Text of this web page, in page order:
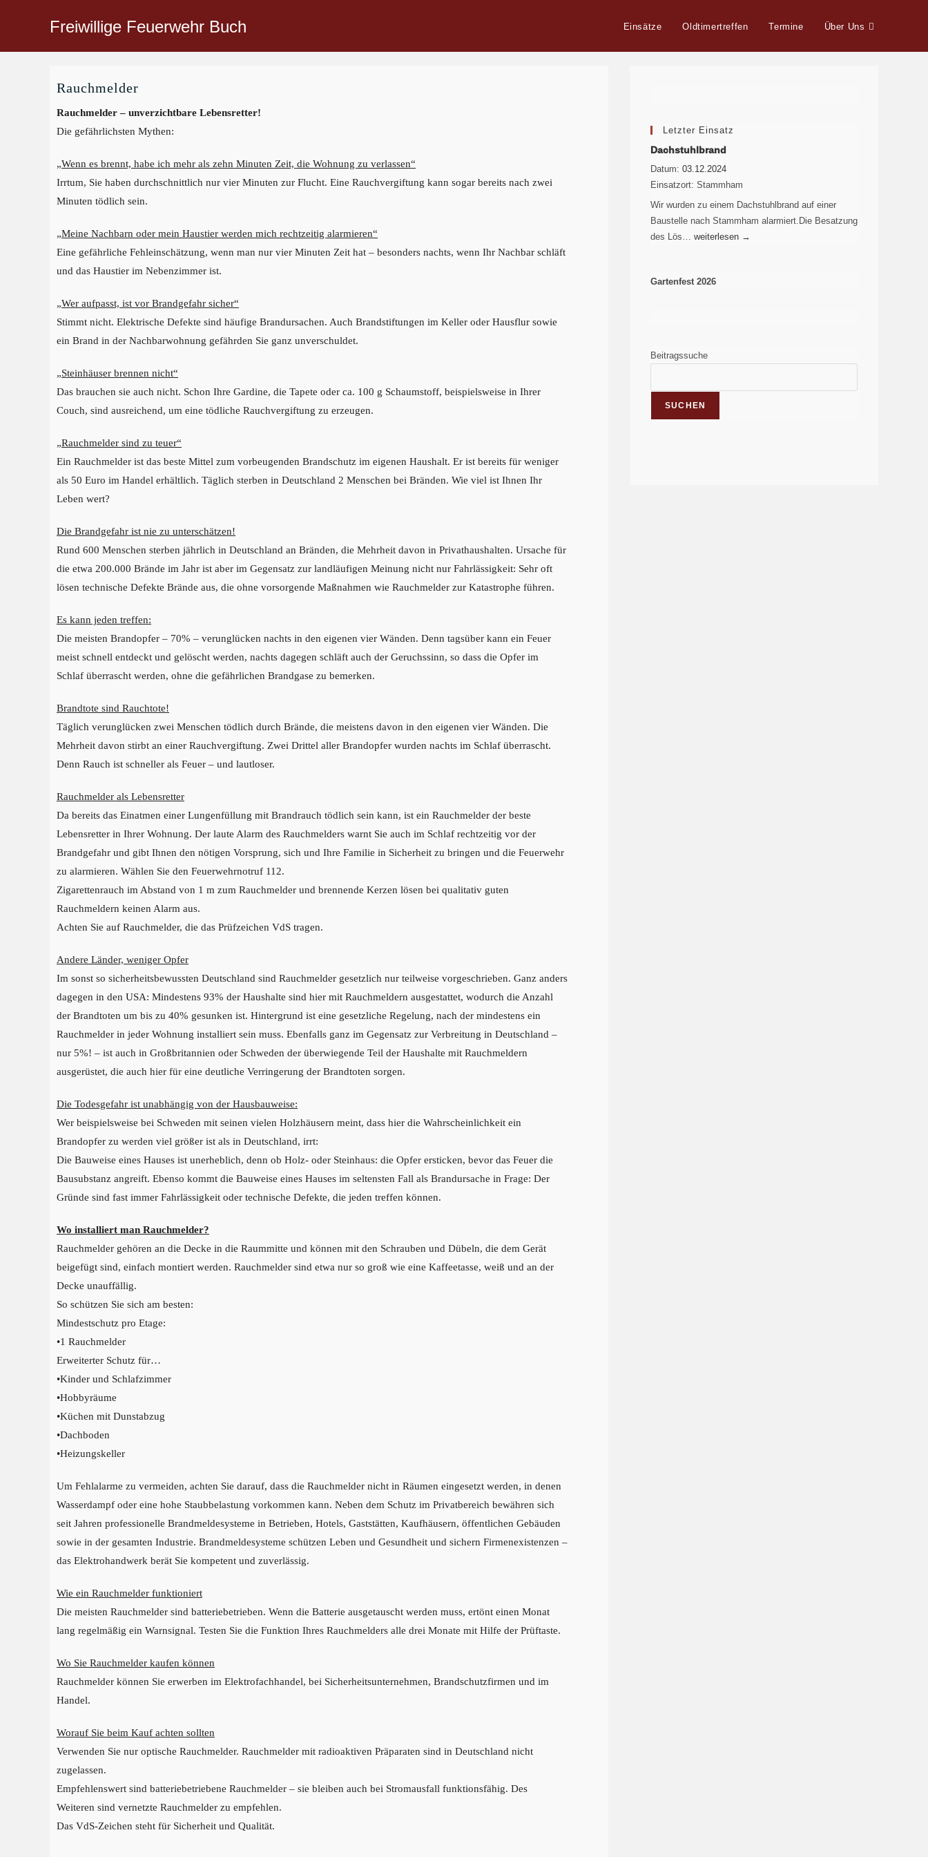
Freiwillige Feuerwehr Buch Einsätze Oldtimertreffen Termine Über Uns
Rauchmelder
Rauchmelder – unverzichtbare Lebensretter!
Die gefährlichsten Mythen:
„Wenn es brennt, habe ich mehr als zehn Minuten Zeit, die Wohnung zu verlassen“
Irrtum, Sie haben durchschnittlich nur vier Minuten zur Flucht. Eine Rauchvergiftung kann sogar bereits nach zwei
Minuten tödlich sein.
„Meine Nachbarn oder mein Haustier werden mich rechtzeitig alarmieren“
Eine gefährliche Fehleinschätzung, wenn man nur vier Minuten Zeit hat – besonders nachts, wenn Ihr Nachbar schläft
und das Haustier im Nebenzimmer ist.
„Wer aufpasst, ist vor Brandgefahr sicher“
Stimmt nicht. Elektrische Defekte sind häufige Brandursachen. Auch Brandstiftungen im Keller oder Hausflur sowie
ein Brand in der Nachbarwohnung gefährden Sie ganz unverschuldet.
„Steinhäuser brennen nicht“
Das brauchen sie auch nicht. Schon Ihre Gardine, die Tapete oder ca. 100 g Schaumstoff, beispielsweise in Ihrer
Couch, sind ausreichend, um eine tödliche Rauchvergiftung zu erzeugen.
„Rauchmelder sind zu teuer“
Ein Rauchmelder ist das beste Mittel zum vorbeugenden Brandschutz im eigenen Haushalt. Er ist bereits für weniger
als 50 Euro im Handel erhältlich. Täglich sterben in Deutschland 2 Menschen bei Bränden. Wie viel ist Ihnen Ihr
Leben wert?
Die Brandgefahr ist nie zu unterschätzen!
Rund 600 Menschen sterben jährlich in Deutschland an Bränden, die Mehrheit davon in Privathaushalten. Ursache für
die etwa 200.000 Brände im Jahr ist aber im Gegensatz zur landläufigen Meinung nicht nur Fahrlässigkeit: Sehr oft
lösen technische Defekte Brände aus, die ohne vorsorgende Maßnahmen wie Rauchmelder zur Katastrophe führen.
Es kann jeden treffen:
Die meisten Brandopfer – 70% – verunglücken nachts in den eigenen vier Wänden. Denn tagsüber kann ein Feuer
meist schnell entdeckt und gelöscht werden, nachts dagegen schläft auch der Geruchssinn, so dass die Opfer im
Schlaf überrascht werden, ohne die gefährlichen Brandgase zu bemerken.
Brandtote sind Rauchtote!
Täglich verunglücken zwei Menschen tödlich durch Brände, die meistens davon in den eigenen vier Wänden. Die
Mehrheit davon stirbt an einer Rauchvergiftung. Zwei Drittel aller Brandopfer wurden nachts im Schlaf überrascht.
Denn Rauch ist schneller als Feuer – und lautloser.
Rauchmelder als Lebensretter
Da bereits das Einatmen einer Lungenfüllung mit Brandrauch tödlich sein kann, ist ein Rauchmelder der beste
Lebensretter in Ihrer Wohnung. Der laute Alarm des Rauchmelders warnt Sie auch im Schlaf rechtzeitig vor der
Brandgefahr und gibt Ihnen den nötigen Vorsprung, sich und Ihre Familie in Sicherheit zu bringen und die Feuerwehr
zu alarmieren. Wählen Sie den Feuerwehrnotruf 112.
Zigarettenrauch im Abstand von 1 m zum Rauchmelder und brennende Kerzen lösen bei qualitativ guten
Rauchmeldern keinen Alarm aus.
Achten Sie auf Rauchmelder, die das Prüfzeichen VdS tragen.
Andere Länder, weniger Opfer
Im sonst so sicherheitsbewussten Deutschland sind Rauchmelder gesetzlich nur teilweise vorgeschrieben. Ganz anders
dagegen in den USA: Mindestens 93% der Haushalte sind hier mit Rauchmeldern ausgestattet, wodurch die Anzahl
der Brandtoten um bis zu 40% gesunken ist. Hintergrund ist eine gesetzliche Regelung, nach der mindestens ein
Rauchmelder in jeder Wohnung installiert sein muss. Ebenfalls ganz im Gegensatz zur Verbreitung in Deutschland –
nur 5%! – ist auch in Großbritannien oder Schweden der überwiegende Teil der Haushalte mit Rauchmeldern
ausgerüstet, die auch hier für eine deutliche Verringerung der Brandtoten sorgen.
Die Todesgefahr ist unabhängig von der Hausbauweise:
Wer beispielsweise bei Schweden mit seinen vielen Holzhäusern meint, dass hier die Wahrscheinlichkeit ein
Brandopfer zu werden viel größer ist als in Deutschland, irrt:
Die Bauweise eines Hauses ist unerheblich, denn ob Holz- oder Steinhaus: die Opfer ersticken, bevor das Feuer die
Bausubstanz angreift. Ebenso kommt die Bauweise eines Hauses im seltensten Fall als Brandursache in Frage: Der
Gründe sind fast immer Fahrlässigkeit oder technische Defekte, die jeden treffen können.
Wo installiert man Rauchmelder?
Rauchmelder gehören an die Decke in die Raummitte und können mit den Schrauben und Dübeln, die dem Gerät
beigefügt sind, einfach montiert werden. Rauchmelder sind etwa nur so groß wie eine Kaffeetasse, weiß und an der
Decke unauffällig.
So schützen Sie sich am besten:
Mindestschutz pro Etage:
•1 Rauchmelder
Erweiterter Schutz für…
•Kinder und Schlafzimmer
•Hobbyräume
•Küchen mit Dunstabzug
•Dachboden
•Heizungskeller
Um Fehlalarme zu vermeiden, achten Sie darauf, dass die Rauchmelder nicht in Räumen eingesetzt werden, in denen
Wasserdampf oder eine hohe Staubbelastung vorkommen kann. Neben dem Schutz im Privatbereich bewähren sich
seit Jahren professionelle Brandmeldesysteme in Betrieben, Hotels, Gaststätten, Kaufhäusern, öffentlichen Gebäuden
sowie in der gesamten Industrie. Brandmeldesysteme schützen Leben und Gesundheit und sichern Firmenexistenzen –
das Elektrohandwerk berät Sie kompetent und zuverlässig.
Wie ein Rauchmelder funktioniert
Die meisten Rauchmelder sind batteriebetrieben. Wenn die Batterie ausgetauscht werden muss, ertönt einen Monat
lang regelmäßig ein Warnsignal. Testen Sie die Funktion Ihres Rauchmelders alle drei Monate mit Hilfe der Prüftaste.
Wo Sie Rauchmelder kaufen können
Rauchmelder können Sie erwerben im Elektrofachhandel, bei Sicherheitsunternehmen, Brandschutzfirmen und im
Handel.
Worauf Sie beim Kauf achten sollten
Verwenden Sie nur optische Rauchmelder. Rauchmelder mit radioaktiven Präparaten sind in Deutschland nicht
zugelassen.
Empfehlenswert sind batteriebetriebene Rauchmelder – sie bleiben auch bei Stromausfall funktionsfähig. Des
Weiteren sind vernetzte Rauchmelder zu empfehlen.
Das VdS-Zeichen steht für Sicherheit und Qualität.
Letzter Einsatz
Dachstuhlbrand
Datum: 03.12.2024
Einsatzort: Stammham
Wir wurden zu einem Dachstuhlbrand auf einer
Baustelle nach Stammham alarmiert.Die Besatzung
des Lös… weiterlesen →
Gartenfest 2026
Beitragssuche
SUCHEN